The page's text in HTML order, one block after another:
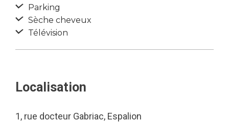
Parking
Sèche cheveux
Télévision
Localisation
1, rue docteur Gabriac, Espalion